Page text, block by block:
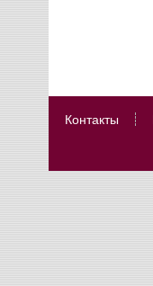
Контакты